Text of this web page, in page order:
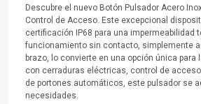
Descubre el nuevo Botón Pulsador Acero
Control de Acceso. Este excepcional
certificación IP68 para una impermeabilidad
funcionamiento sin contacto, simplemente
brazo, lo convierte en una opción única para
con cerraduras eléctricas, control de
de portones automáticos, este pulsador se
necesidades.